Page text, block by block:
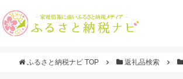
ふるさと納税ナビ TOP 返礼品検索